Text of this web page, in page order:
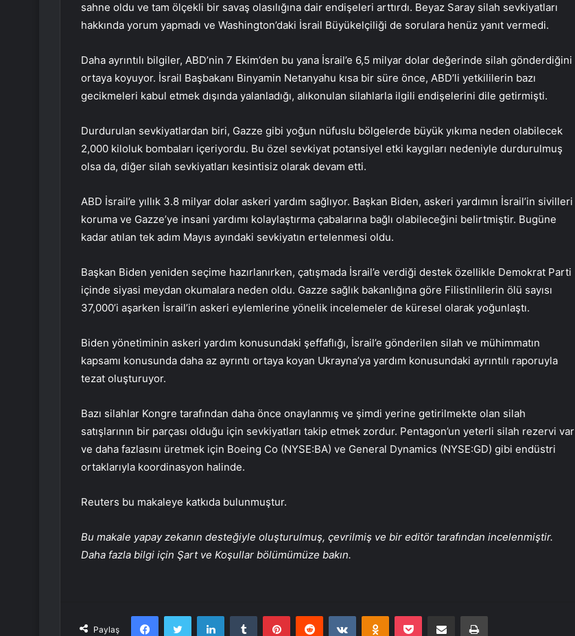
sahne oldu ve tam ölçekli bir savaş olasılığına dair endişeleri arttırdı. Beyaz Saray silah sevkiyatları
hakkında yorum yapmadı ve Washington’daki İsrail Büyükelçiliği de sorulara henüz yanıt vermedi.
Daha ayrıntılı bilgiler, ABD’nin 7 Ekim’den bu yana İsrail’e 6,5 milyar dolar değerinde silah gönderdiğini
ortaya koyuyor. İsrail Başbakanı Binyamin Netanyahu kısa bir süre önce, ABD’li yetkililerin bazı
gecikmeleri kabul etmek dışında yalanladığı, alıkonulan silahlarla ilgili endişelerini dile getirmişti.
Durdurulan sevkiyatlardan biri, Gazze gibi yoğun nüfuslu bölgelerde büyük yıkıma neden olabilecek
2,000 kiloluk bombaları içeriyordu. Bu özel sevkiyat potansiyel etki kaygıları nedeniyle durdurulmuş
olsa da, diğer silah sevkiyatları kesintisiz olarak devam etti.
ABD İsrail’e yıllık 3.8 milyar dolar askeri yardım sağlıyor. Başkan Biden, askeri yardımın İsrail’in sivilleri
koruma ve Gazze’ye insani yardımı kolaylaştırma çabalarına bağlı olabileceğini belirtmiştir. Bugüne
kadar atılan tek adım Mayıs ayındaki sevkiyatın ertelenmesi oldu.
Başkan Biden yeniden seçime hazırlanırken, çatışmada İsrail’e verdiği destek özellikle Demokrat Parti
içinde siyasi meydan okumalara neden oldu. Gazze sağlık bakanlığına göre Filistinlilerin ölü sayısı
37,000’i aşarken İsrail’in askeri eylemlerine yönelik incelemeler de küresel olarak yoğunlaştı.
Biden yönetiminin askeri yardım konusundaki şeffaflığı, İsrail’e gönderilen silah ve mühimmatın
kapsamı konusunda daha az ayrıntı ortaya koyan Ukrayna’ya yardım konusundaki ayrıntılı raporuyla
tezat oluşturuyor.
Bazı silahlar Kongre tarafından daha önce onaylanmış ve şimdi yerine getirilmekte olan silah
satışlarının bir parçası olduğu için sevkiyatları takip etmek zordur. Pentagon’un yeterli silah rezervi var
ve daha fazlasını üretmek için Boeing Co (NYSE:BA) ve General Dynamics (NYSE:GD) gibi endüstri
ortaklarıyla koordinasyon halinde.
Reuters bu makaleye katkıda bulunmuştur.
Bu makale yapay zekanın desteğiyle oluşturulmuş, çevrilmiş ve bir editör tarafından incelenmiştir.
Daha fazla bilgi için Şart ve Koşullar bölümümüze bakın.
Paylaş
FacebookTwitter LinkedInTumblr PinterestReddit VKontakteOdnoklassniki
Pocket E-Posta ile paylaş Yazdır